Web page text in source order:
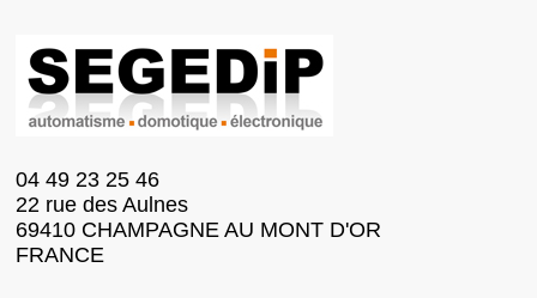
04 49 23 25 46
22 rue des Aulnes
69410 CHAMPAGNE AU MONT D'OR
FRANCE